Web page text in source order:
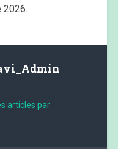
2026.
articles par